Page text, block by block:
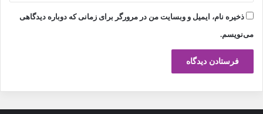
ذخیره نام، ایمیل و وبسایت من در مرورگر برای زمانی که دوباره دیدگاهی
می‌نویسم.